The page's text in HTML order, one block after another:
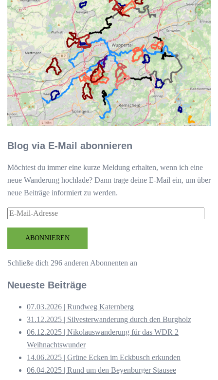
Blog via E-Mail abonnieren
Möchtest du immer eine kurze Meldung erhalten, wenn ich eine
neue Wanderung hochlade? Dann trage deine E-Mail ein, um über
neue Beiträge informiert zu werden.
E-
AdresseABONNIEREN
Schließe dich 296 anderen Abonnenten an
Neueste Beiträge
07.03.2026 | Rundweg Katernberg
31.12.2025 | Silvesterwanderung durch den Burgholz
06.12.2025 | Nikolauswanderung für das WDR 2
Weihnachtswunder
14.06.2025 | Grüne Ecken im Eckbusch erkunden
06.04.2025 | Rund um den Beyenburger Stausee